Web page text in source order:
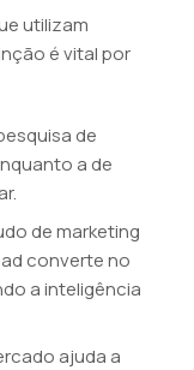
utilizam
é vital por
de
a de
de marketing
converte no
a inteligência
ajuda a